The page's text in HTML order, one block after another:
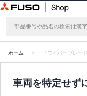
ホーム 「ワイパーブレー
車両を特定せず